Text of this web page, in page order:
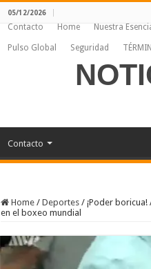
05/12/2026
Contacto Home Nuestra
Pulso Global Seguridad
Contacto
Home / Deportes / ¡Poder
en el boxeo mundial